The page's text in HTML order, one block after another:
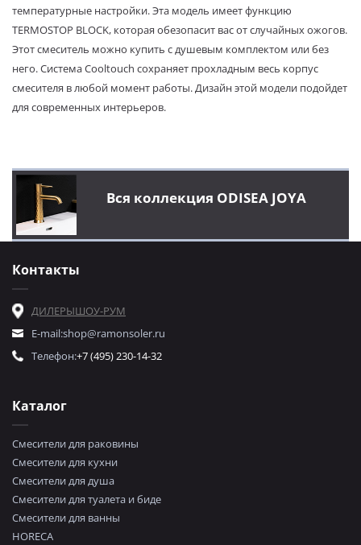
Вся коллекция ODISEA JOYA
температурные настройки. Эта модель имеет функцию
TERMOSTOP BLOCK, которая обезопасит вас от случайных ожогов.
Этот смеситель можно купить с душевым комплектом или без
него. Система Cooltouch сохраняет прохладным весь корпус
смесителя в любой момент работы. Дизайн этой модели подойдет
для современных интерьеров.
Каталог
Смесители для раковины
Смесители для кухни
Смесители для душа
Смесители для туалета и биде
Смесители для ванны
HORECA
Контакты
ДИЛЕРЫШОУ-РУМ
E-mail:shop@ramonsoler.ru
Телефон:+7 (495) 230-14-32